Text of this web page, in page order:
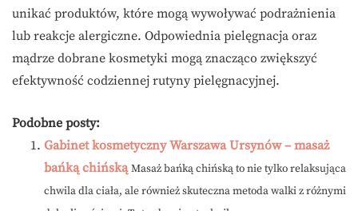
unikać produktów, które mogą wywoływać podrażnienia
lub reakcje alergiczne. Odpowiednia pielęgnacja oraz
mądrze dobrane kosmetyki mogą znacząco zwiększyć
efektywność codziennej rutyny pielęgnacyjnej.
Podobne posty:
Gabinet kosmetyczny Warszawa Ursynów – masaż
bańką chińską Masaż bańką chińską to nie tylko relaksująca
chwila dla ciała, ale również skuteczna metoda walki z różnymi